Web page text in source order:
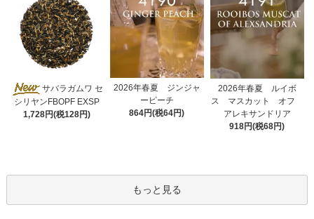
サバラガムワ セ
シリヤンFBOPF EXSP
1,728円(税128円)
2026年春夏 ジンジャ
ーピーチ
864円(税64円)
2026年春夏 ルイボ
ス マスカット オフ
アレキサンドリア
918円(税68円)
もっと見る